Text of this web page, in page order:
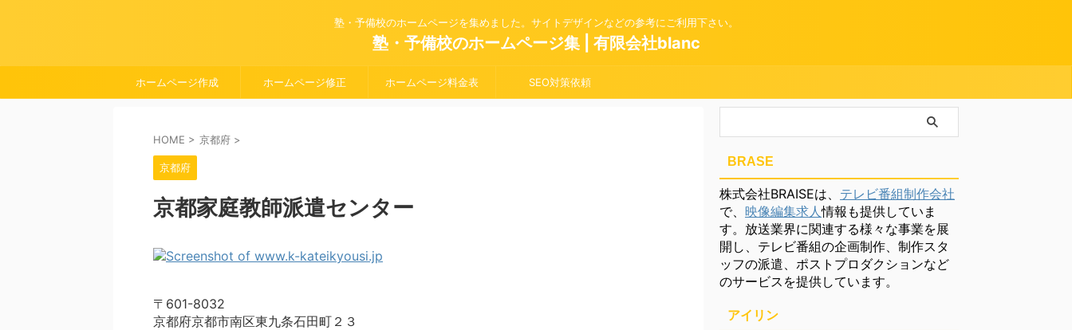
塾・予備校のホームページを集めました。サイトデザインなどの参考にご利用下さい。
塾・予備校のホームページ集 | 有限会社blanc
ホームページ作成 ホームページ修正 ホームページ料金表 SEO対策依頼
HOME > 京都府 >
京都府
京都家庭教師派遣センター
〒601-8032
京都府京都市南区東九条石田町２３
BRASE
株式会社BRAISEは、 テレビ番組制作会社
で、 映像編集求人情報も提供していま
す。放送業界に関連する様々な事業を展
開し、テレビ番組の企画制作、制作スタ
ッフの派遣、ポストプロダクションなど
のサービスを提供しています。
アイリン